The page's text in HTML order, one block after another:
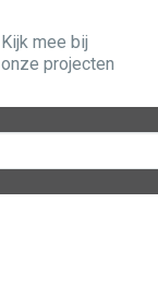
Kijk mee bij
onze projecten